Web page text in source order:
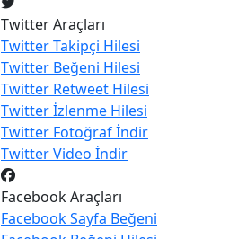
Twitter Araçları
TwitterTakipçi Hilesi
Twitter Beğeni Hilesi
Twitter Retweet Hilesi
Twitterİzlenme Hilesi
Twitter Fotoğraf İndir
TwitterVideo İndir
Facebook Araçları
FacebookSayfa Beğeni